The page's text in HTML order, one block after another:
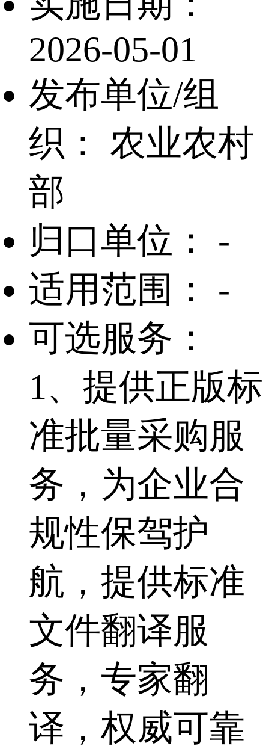
2026-05-01
发布单位/组
织： 农业农村
部
归口单位：
-
适用范围：
-
可选服务：
1、提供正版标
准批量采购服
务，为企业合
规性保驾护
航，提供标准
文件翻译服
务，专家翻
译，权威可靠